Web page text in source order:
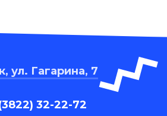
ул. Гагарина, 7
32-22-72